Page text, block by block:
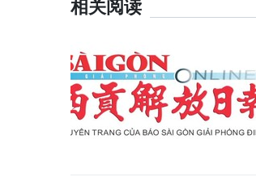
相关阅读